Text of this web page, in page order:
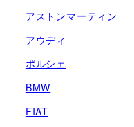
アストンマーティン
アウディ
ポルシェ
BMW
FIAT